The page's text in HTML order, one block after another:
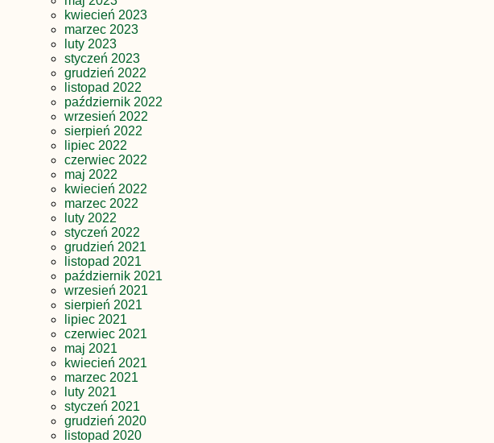
kwiecień 2023
marzec 2023
luty 2023
styczeń 2023
grudzień 2022
listopad 2022
październik 2022
wrzesień 2022
sierpień 2022
lipiec 2022
czerwiec 2022
maj 2022
kwiecień 2022
marzec 2022
luty 2022
styczeń 2022
grudzień 2021
listopad 2021
październik 2021
wrzesień 2021
sierpień 2021
lipiec 2021
czerwiec 2021
maj 2021
kwiecień 2021
marzec 2021
luty 2021
styczeń 2021
grudzień 2020
listopad 2020